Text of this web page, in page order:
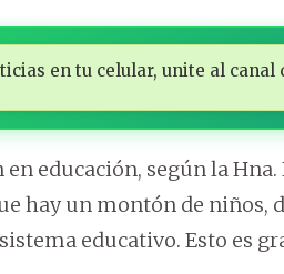
en tu celular, unite al canal
educación, según la
hay un montón de niños,
educativo. Esto es